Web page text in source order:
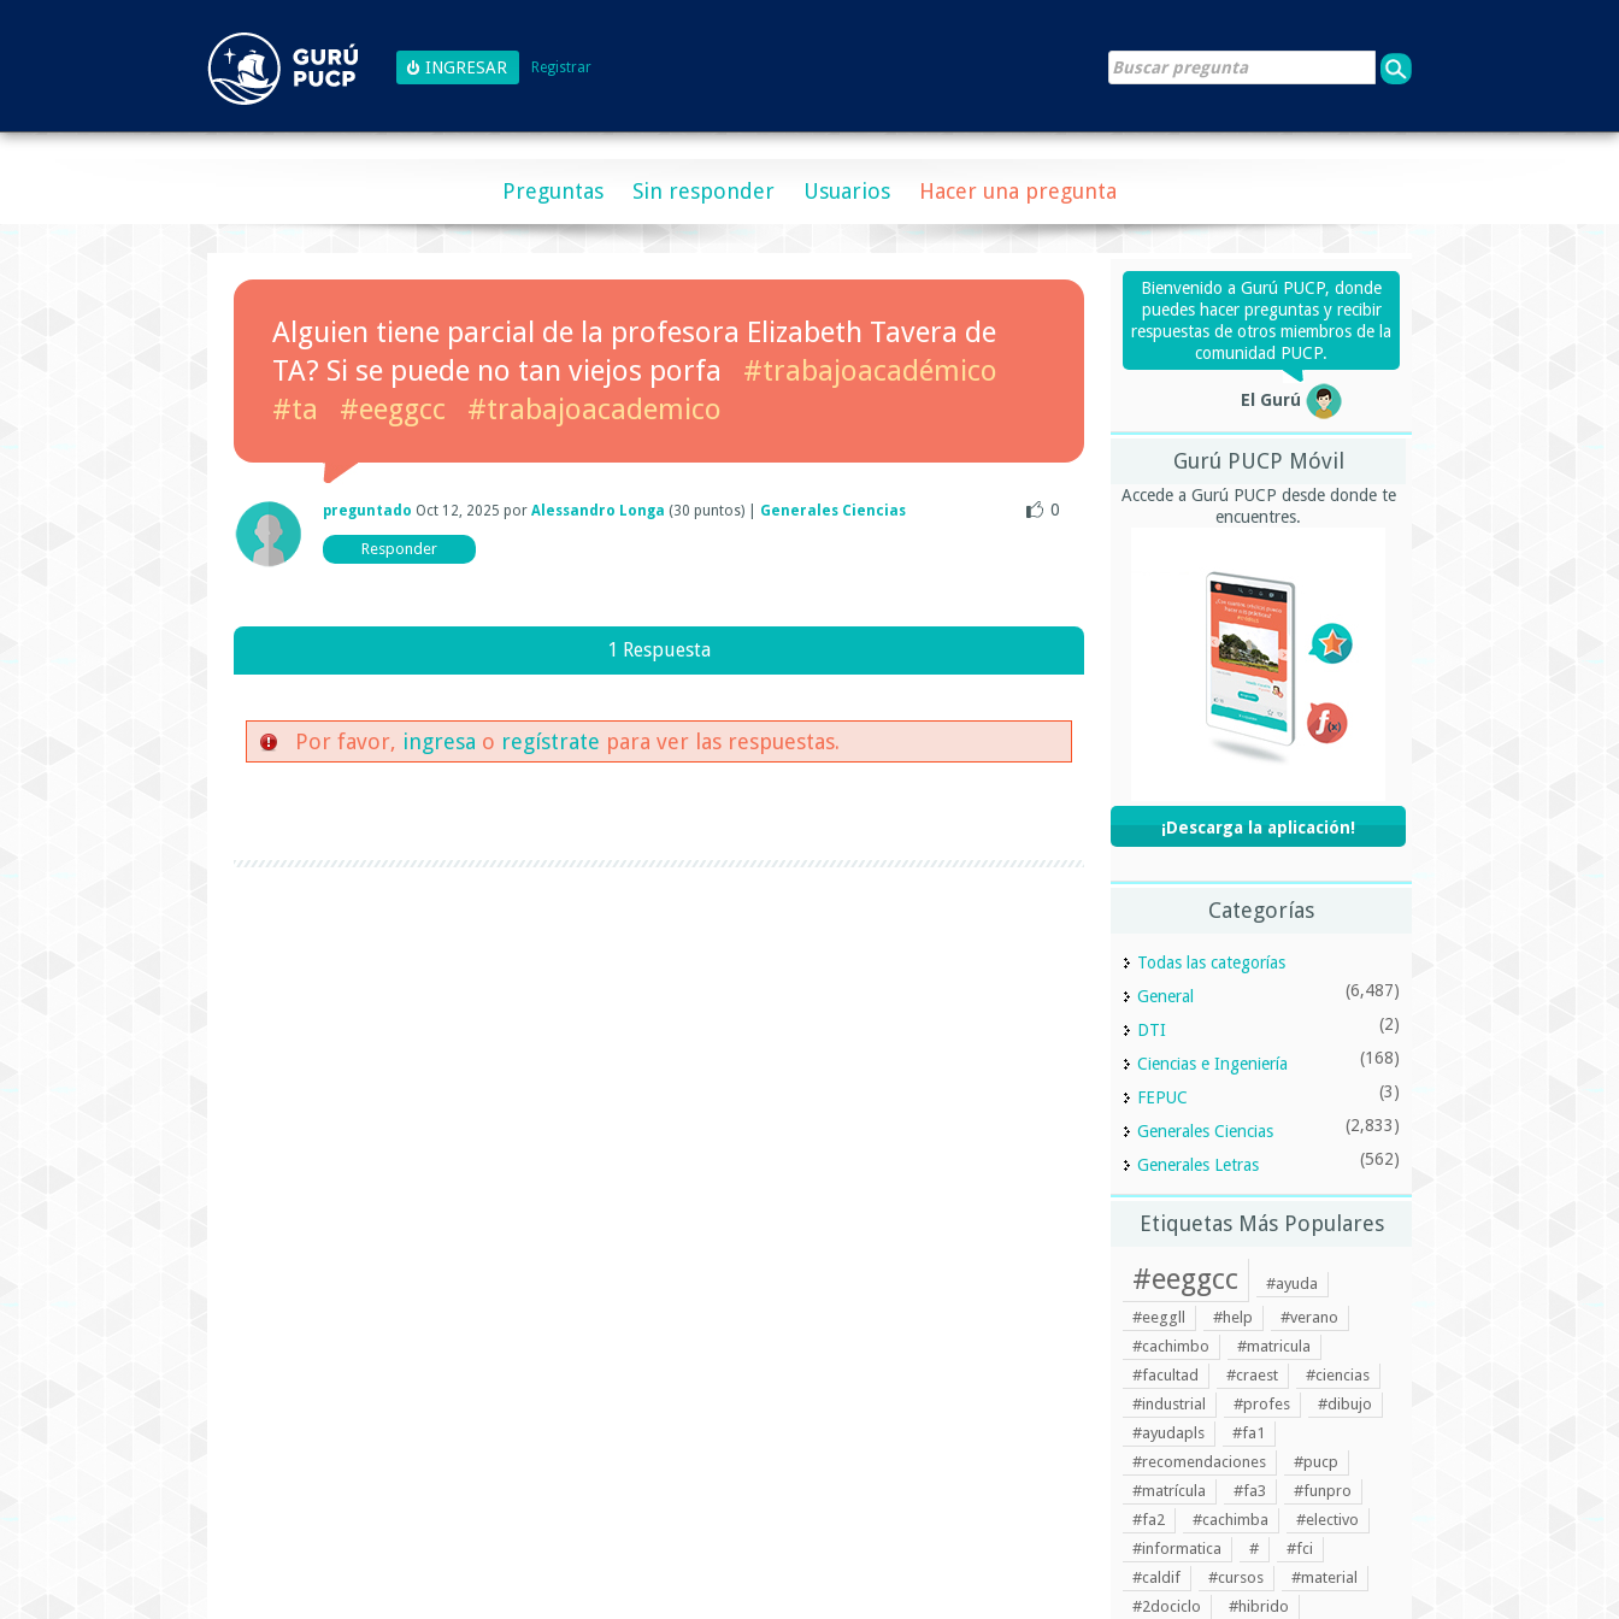
Registrar
Preguntas Sin responder Usuarios Hacer una pregunta
Alguien tiene parcial de la profesora Elizabeth Tavera de
TA? Si se puede no tan viejos porfa
#trabajoacadémico
#ta
#eeggcc #trabajoacademico
0
preguntado Oct 12, 2025 por Alessandro Longa (30 puntos) Generales Ciencias
1 Respuesta
Por favor, ingresa o regístrate para ver las respuestas.
Bienvenido a Gurú PUCP, donde
puedes hacer preguntas y recibir
respuestas de otros miembros de la
comunidad PUCP.
El Gurú
Gurú PUCP Móvil
Accede a Gurú PUCP desde donde te
encuentres.
¡Descarga la aplicación!
Categorías
Todas las categorías
General
(6,487)
DTI (2)
Ciencias e Ingeniería (168)
FEPUC (3)
Generales Ciencias (2,833)
Generales Letras (562)
Etiquetas Más Populares
#eeggcc
#ayuda
#eeggll
#help
#verano
#cachimbo
#matricula
#facultad
#craest
#ciencias
#industrial
#profes
#dibujo
#ayudapls
#fa1
#recomendaciones
#pucp
#matrícula
#fa3
#funpro
#fa2
#cachimba
#electivo
#informatica
#
#fci
#caldif
#cursos
#material
#2dociclo
#hibrido